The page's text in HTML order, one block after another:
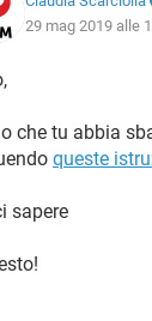
29 mag 2019 alle
che tu abbia
queste
sapere